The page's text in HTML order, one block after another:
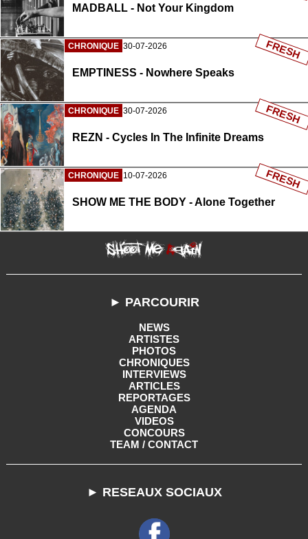
MADBALL - Not Your Kingdom
CHRONIQUE 30-07-2026
EMPTINESS - Nowhere Speaks
FRESH
CHRONIQUE 30-07-2026
REZN - Cycles In The Infinite Dreams
FRESH
CHRONIQUE 10-07-2026
SHOW ME THE BODY - Alone Together
FRESH
► PARCOURIR
NEWS
ARTISTES
PHOTOS
CHRONIQUES
INTERVIEWS
ARTICLES
REPORTAGES
AGENDA
VIDEOS
CONCOURS
TEAM / CONTACT
► RESEAUX SOCIAUX